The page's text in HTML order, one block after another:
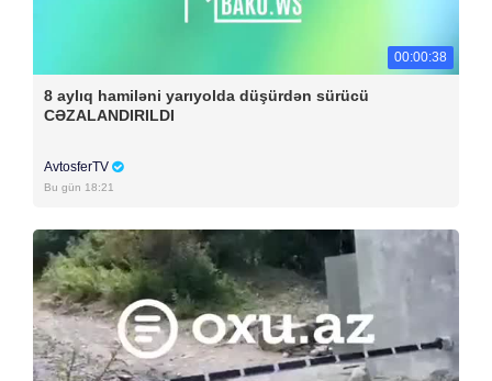
00:00:38
8 aylıq hamiləni yarıyolda düşürdən sürücü
CƏZALANDIRILDI
AvtosferTV
Bu gün 18:21